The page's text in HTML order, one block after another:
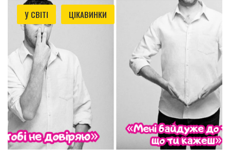
У СВІТІ ЦІКАВИНКИ